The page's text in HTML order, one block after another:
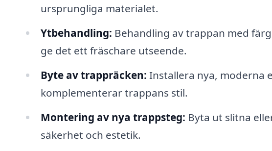
ursprungliga materialet.
Ytbehandling: Behandling av trappan med
ge det ett fräschare utseende.
Byte av trappräcken: Installera nya, moderna
komplementerar trappans stil.
Montering av nya trappsteg: Byta ut slitna
säkerhet och estetik.